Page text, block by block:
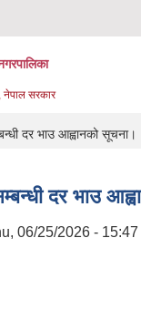
सरकार
दर भाउ आह्वानको सूचना।
दर भाउ
06/25/2026 - 15:47